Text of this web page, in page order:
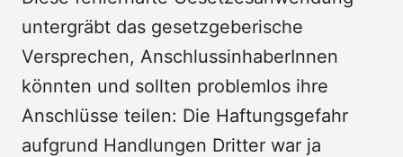
untergräbt das gesetzgeberische
Versprechen, AnschlussinhaberInnen
könnten und sollten problemlos ihre
Anschlüsse teilen: Die Haftungsgefahr
aufgrund Handlungen Dritter war ja